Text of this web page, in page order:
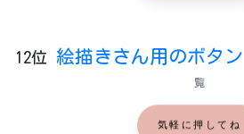
12位 絵描きさん用のボタン
覧
気軽に押してね